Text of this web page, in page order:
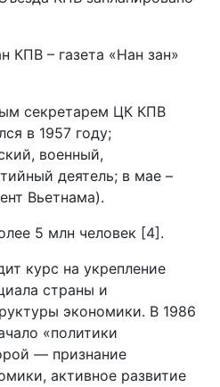
КПВ – газета «Нан зан»
секретарем ЦК КПВ
в 1957 году;
военный,
деятель; в мае –
Вьетнама).
5 млн человек [4].
курс на укрепление
страны и
экономики. В 1986
«политики
— признание
активное развитие